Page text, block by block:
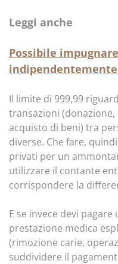
Leggi anche
Possibile
indipendentemente
Il limite di 999,99
transazioni
acquisto di beni) tra
diverse. Che fare,
privati per un
utilizzare il contante
corrispondere la
E se invece devi
prestazione medica
(rimozione carie,
suddividere il